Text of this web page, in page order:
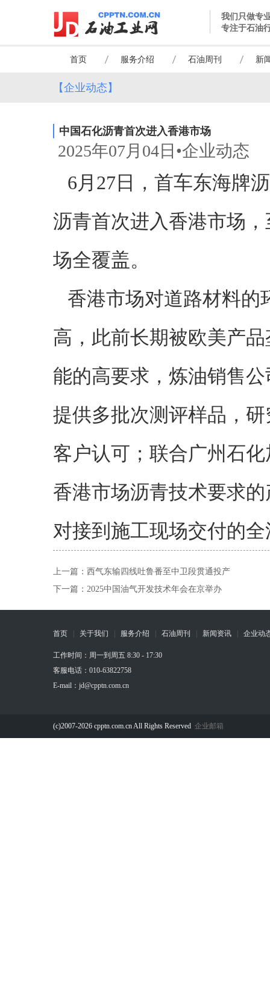
我们只做专
专注于石油
首页 服务介绍 石油周刊 新
【企业动态】
中国石化沥青首次进入香港市场
2025年07月04日•企业动态
6月27日，首车东海牌
沥青首次进入香港市场
场全覆盖。
香港市场对道路材料的
高，此前长期被欧美产
能的高要求，炼油销售
提供多批次测评样品，
客户认可；联合广州石
香港市场沥青技术要求
对接到施工现场交付的
上一篇： 西气东输四线吐鲁番至中卫段贯通投产
下一篇： 2025中国油气开发技术年会在京举办
首页 关于我们 服务介绍 石油周刊 新闻资讯 企业动
工作时间：周一到周五 8:30 - 17:30
客服电话：010-63822758
E-mail：jd@cpptn.com.cn
(c)2007-2026 cpptn.com.cn All Rights Reserved 企业邮箱